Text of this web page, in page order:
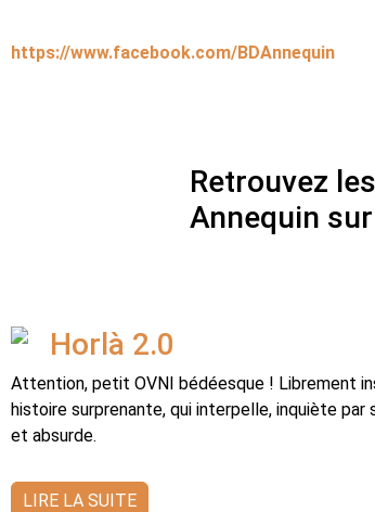
https://www.facebook.com/BDAnnequin
Retrouvez
Annequin
Horlà 2.0
Attention, petit OVNI bédéesque ! Librement
histoire surprenante, qui interpelle, inquiète
et absurde.
LIRE LA SUITE